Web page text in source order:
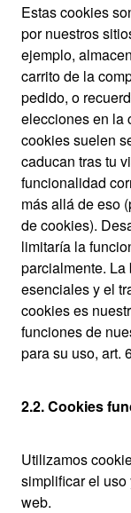
Estas cookies
por nuestros
ejemplo,
carrito de la
pedido, o
elecciones en la
cookies suelen
caducan tras tu
funcionalidad
más allá de eso
de cookies).
limitaría la
parcialmente.
esenciales y el
cookies es
funciones de
para su uso, art.
2.2. Cookies
Utilizamos
simplificar el
web.